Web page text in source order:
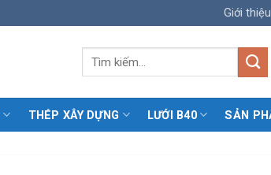
Giới thiệu
Tìm
THÉP XÂY DỰNG LƯỚI B40 SẢN